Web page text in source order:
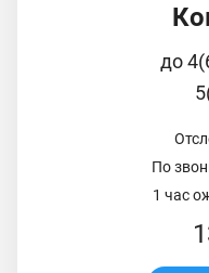
до
По
1 час